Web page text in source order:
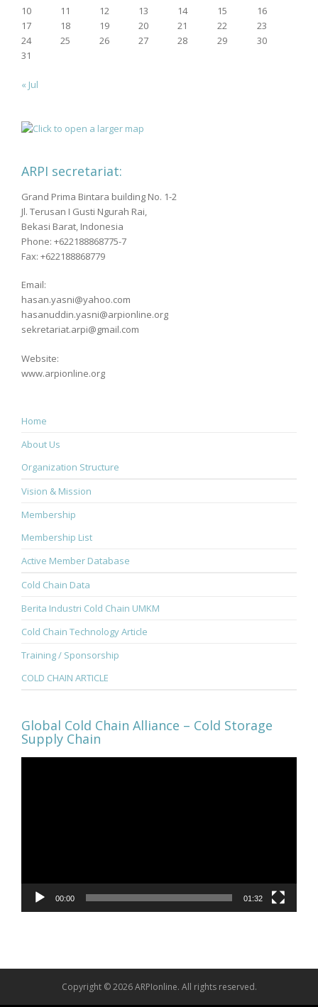
10
11 12 13 14 15
16
17
18 19 20 21 22
23
24
25 26 27 28 29
30
31
« Jul
ARPI secretariat:
Grand Prima Bintara building No. 1-2
Jl. Terusan I Gusti Ngurah Rai,
Bekasi Barat, Indonesia
Phone: +622188868775-7
Fax: +622188868779
Email:
hasan.yasni@yahoo.com
hasanuddin.yasni@arpionline.org
sekretariat.arpi@gmail.com
Website:
www.arpionline.org
Home
About Us
Organization Structure
Vision & Mission
Membership
Membership List
Active Member Database
Cold Chain Data
Berita Industri Cold Chain UMKM
Cold Chain Technology Article
Training / Sponsorship
COLD CHAIN ARTICLE
Global Cold Chain Alliance – Cold Storage
Supply Chain
00:00 01:32
Copyright © 2026 ARPIonline. All rights reserved.